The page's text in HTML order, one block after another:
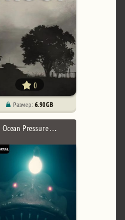
0
Размер:6.90 GB
Ocean Pressure …